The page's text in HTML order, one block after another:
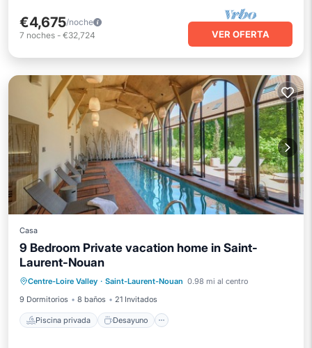
€4,675/noche
7 noches - €32,724 VER OFERTA
Casa
9 Bedroom Private vacation home in Saint-
Laurent-Nouan
Centre-Loire Valley · Saint-Laurent-Nouan 0.98 mi al centro
9 Dormitorios
8 baños 21 Invitados
Piscina privada Desayuno
Piscina privada
Aparcamiento
Piscina